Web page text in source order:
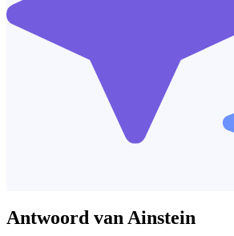
Antwoord van Ainstein